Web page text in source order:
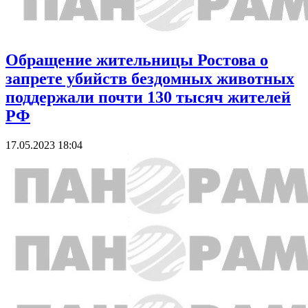
Обращение жительницы Ростова о
запрете убийств бездомных животных
поддержали почти 130 тысяч жителей
РФ
17.05.2023 18:04